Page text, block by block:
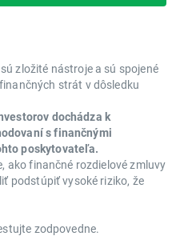
zložité nástroje a sú spojené
strát v dôsledku
dochádza k
s finančnými
poskytovateľa.
ako finančné rozdielové zmluvy
podstúpiť vysoké riziko, že
zodpovedne.